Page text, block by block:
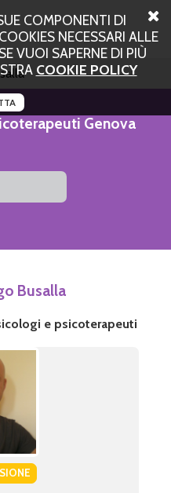
COMPONENTI DI
NECESSARI ALLE
VUOI SAPERNE DI PIÙ
COOKIE POLICY
Genova
Busalla
e psicoterapeuti